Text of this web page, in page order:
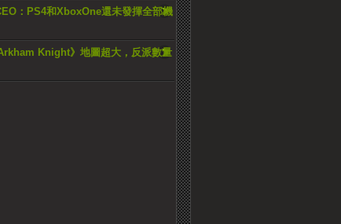
：PS4和XboxOne還未發揮全部機
Knight》地圖超大，反派數量